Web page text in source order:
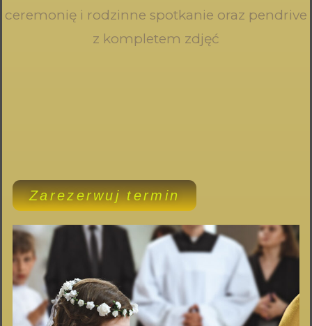
ceremonię i rodzinne spotkanie oraz pendrive
z kompletem zdjęć
Zarezerwuj termin